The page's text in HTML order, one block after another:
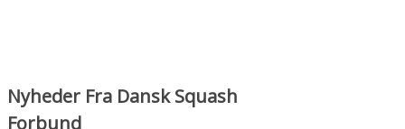
Nyheder Fra Dansk Squash
Forbund